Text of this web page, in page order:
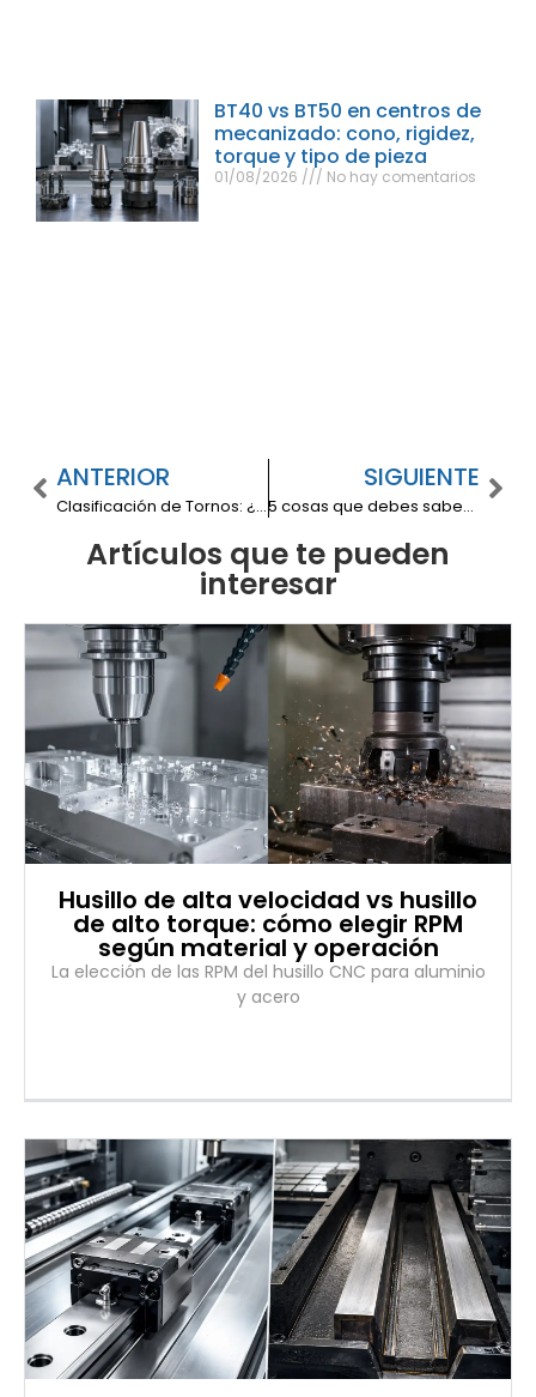
BT40 vs BT50 en centros de
mecanizado: cono, rigidez,
torque y tipo de pieza
01/08/2026 No hay comentarios
ANTERIOR
Clasificación de Tornos: ¿Cuál es el Torno más Usado?
SIGUIENTE
5 cosas que debes saber sobre depreciación de maquinaria y equipo
Artículos que te pueden
interesar
Husillo de alta velocidad vs husillo
de alto torque: cómo elegir RPM
según material y operación
La elección de las RPM del husillo CNC para aluminio
y acero